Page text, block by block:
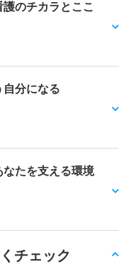
のチカラとここ
自分になる
なたを支える環境
チェック